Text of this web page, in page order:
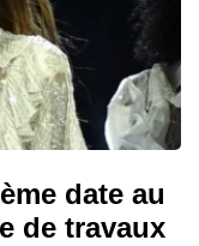
date au
de travaux